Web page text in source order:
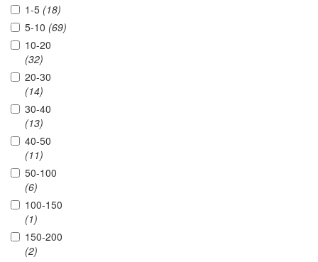
1-5 (18)
5-10 (69)
10-20
(32)
20-30
(14)
30-40
(13)
40-50
(11)
50-100
(6)
100-150
(1)
150-200
(2)